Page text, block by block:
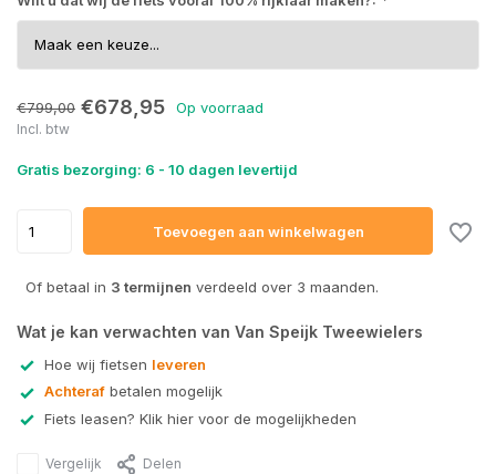
€799,00 €678,95 Op voorraad
Incl. btw
Gratis bezorging: 6 - 10 dagen levertijd
Toevoegen aan winkelwagen
Of betaal in 3 termijnen verdeeld over 3 maanden.
Wat je kan verwachten van Van Speijk Tweewielers
Hoe wij fietsen leveren
Achteraf betalen mogelijk
Fiets leasen? Klik hier voor de mogelijkheden
Vergelijk Delen